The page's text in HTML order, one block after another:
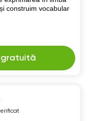
construim vocabular
gratuită